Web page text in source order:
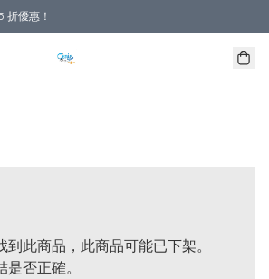
折優惠！
費優惠！（適用於 本地送貨、本地取貨 )
此商品，此商品可能已下架。
否正確。